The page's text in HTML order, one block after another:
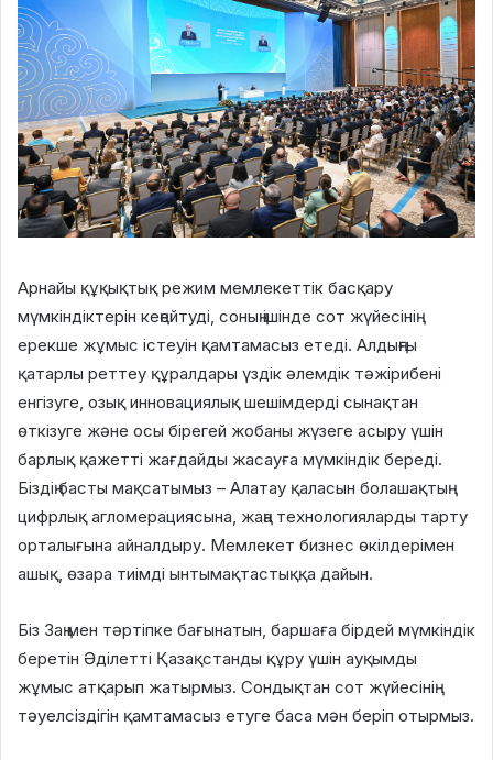
Арнайы құқықтық режим мемлекеттік басқару
мүмкіндіктерін кеңейтуді, соның ішінде сот жүйесінің
ерекше жұмыс істеуін қамтамасыз етеді. Алдыңғы
қатарлы реттеу құралдары үздік әлемдік тәжірибені
енгізуге, озық инновациялық шешімдерді сынақтан
өткізуге және осы бірегей жобаны жүзеге асыру үшін
барлық қажетті жағдайды жасауға мүмкіндік береді.
Біздің басты мақсатымыз – Алатау қаласын болашақтың
цифрлық агломерациясына, жаңа технологияларды тарту
орталығына айналдыру. Мемлекет бизнес өкілдерімен
ашық, өзара тиімді ынтымақтастыққа дайын.
Біз Заң мен тәртіпке бағынатын, баршаға бірдей мүмкіндік
беретін Әділетті Қазақстанды құру үшін ауқымды
жұмыс атқарып жатырмыз. Сондықтан сот жүйесінің
тәуелсіздігін қамтамасыз етуге баса мән беріп отырмыз.